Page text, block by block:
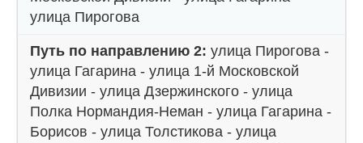
улица Пирогова
Путь по направлению 2: улица Пирогова -
улица Гагарина - улица 1-й Московской
Дивизии - улица Дзержинского - улица
Полка Нормандия-Неман - улица Гагарина -
Борисов - улица Толстикова - улица